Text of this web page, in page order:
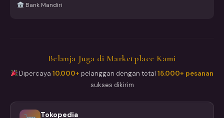
Bank Mandiri
Belanja Juga di Marketplace Kami
Dipercaya10.000+ pelanggan dengan total15.000+ pesanan
sukses dikirim
Tokopedia